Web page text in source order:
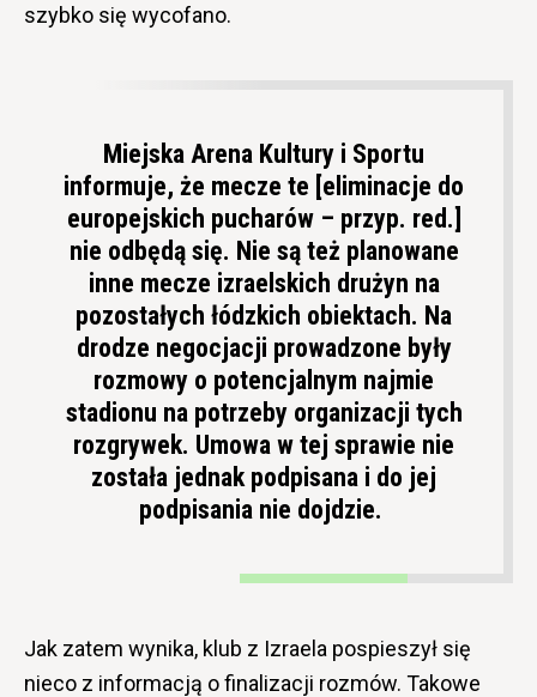
szybko się wycofano.
Miejska Arena Kultury i Sportu
informuje, że mecze te [eliminacje do
europejskich pucharów – przyp. red.]
nie odbędą się. Nie są też planowane
inne mecze izraelskich drużyn na
pozostałych łódzkich obiektach. Na
drodze negocjacji prowadzone były
rozmowy o potencjalnym najmie
stadionu na potrzeby organizacji tych
rozgrywek. Umowa w tej sprawie nie
została jednak podpisana i do jej
podpisania nie dojdzie.
Jak zatem wynika, klub z Izraela pospieszył się
nieco z informacją o finalizacji rozmów. Takowe